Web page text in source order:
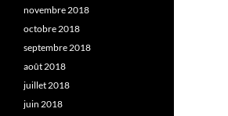
novembre 2018
octobre 2018
septembre 2018
août 2018
juillet 2018
juin 2018